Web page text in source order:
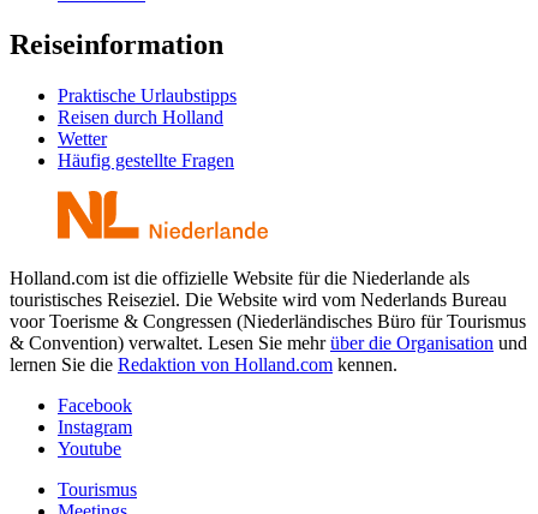
Reiseinformation
Praktische Urlaubstipps
Reisen durch Holland
Wetter
Häufig gestellte Fragen
Holland.com ist die offizielle Website für die Niederlande als
touristisches Reiseziel. Die Website wird vom Nederlands Bureau
voor Toerisme & Congressen (Niederländisches Büro für Tourismus
& Convention) verwaltet. Lesen Sie mehrüber die Organisation und
lernen Sie die Redaktion von Holland.com kennen.
Facebook
Instagram
Youtube
Tourismus